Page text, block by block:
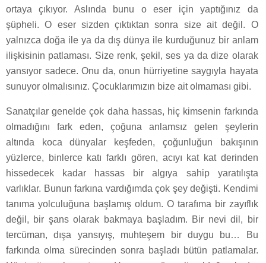
ortaya çıkıyor. Aslında bunu o eser için yaptığınız da
şüpheli. O eser sizden çıktıktan sonra size ait değil. O
yalnızca doğa ile ya da dış dünya ile kurduğunuz bir anlam
ilişkisinin patlaması. Size renk, şekil, ses ya da dize olarak
yansıyor sadece. Onu da, onun hürriyetine saygıyla hayata
sunuyor olmalısınız. Çocuklarımızın bize ait olmaması gibi.
Sanatçılar genelde çok daha hassas, hiç kimsenin farkında
olmadığını fark eden, çoğuna anlamsız gelen şeylerin
altında koca dünyalar keşfeden, çoğunluğun bakışının
yüzlerce, binlerce katı farklı gören, acıyı kat kat derinden
hissedecek kadar hassas bir algıya sahip yaratılışta
varlıklar. Bunun farkına vardığımda çok şey değişti. Kendimi
tanıma yolculuğuna başlamış oldum. O tarafıma bir zayıflık
değil, bir şans olarak bakmaya başladım. Bir nevi dil, bir
tercüman, dışa yansıyış, muhteşem bir duygu bu… Bu
farkında olma sürecinden sonra başladı bütün patlamalar.